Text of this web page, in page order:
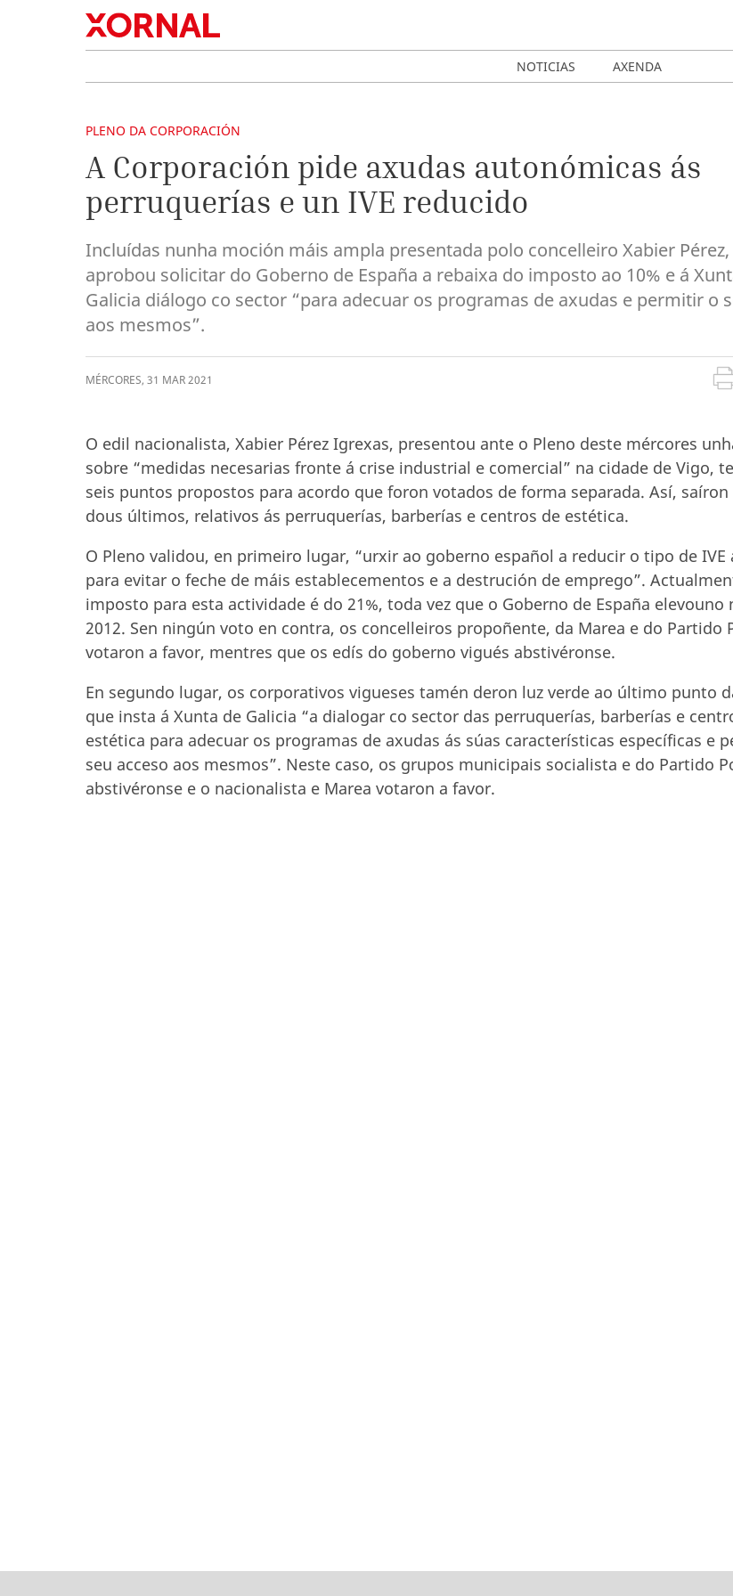
NOTICIAS AXENDA
PLENO DA CORPORACIÓN
A Corporación pide axudas autonómicas ás
perruquerías e un IVE reducido
Incluídas nunha moción máis ampla presentada polo concelleiro Xabier Pérez,
aprobou solicitar do Goberno de España a rebaixa do imposto ao 10% e á
Galicia diálogo co sector “para adecuar os programas de axudas e permitir o
aos mesmos”.
MÉRCORES, 31 MAR2021
O edil nacionalista, Xabier Pérez Igrexas, presentou ante o Pleno deste mércores
sobre “medidas necesarias fronte á crise industrial e comercial” na cidade de Vigo,
seis puntos propostos para acordo que foron votados de forma separada. Así,
dous últimos, relativos ás perruquerías, barberías e centros de estética.
O Pleno validou, en primeiro lugar, “urxir ao goberno español a reducir o tipo de IVE
para evitar o feche de máis establecementos e a destrución de emprego”.
imposto para esta actividade é do 21%, toda vez que o Goberno de España elevouno
2012. Sen ningún voto en contra, os concelleiros propoñente, da Marea e do Partido
votaron a favor, mentres que os edís do goberno vigués abstivéronse.
En segundo lugar, os corporativos vigueses tamén deron luz verde ao último punto
que insta á Xunta de Galicia “a dialogar co sector das perruquerías, barberías e
estética para adecuar os programas de axudas ás súas características específicas e
seu acceso aos mesmos”. Neste caso, os grupos municipais socialista e do Partido
abstivéronse e o nacionalista e Marea votaron a favor.